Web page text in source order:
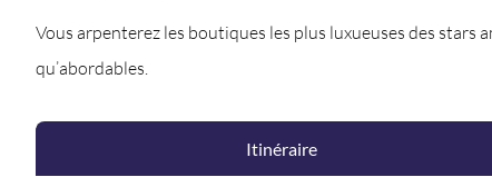
Vous arpenterez les boutiques les plus luxueuses des stars
qu’abordables.
Itinéraire